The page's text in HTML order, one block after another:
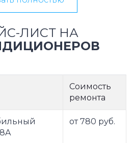
ЛИСТ НА
Соимость
ремонта
от 780 руб.